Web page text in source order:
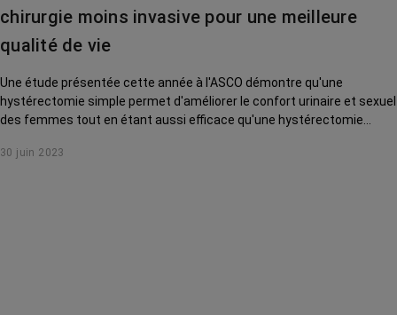
chirurgie moins invasive pour une meilleure
qualité de vie
Une étude présentée cette année à l'ASCO démontre qu'une
hystérectomie simple permet d'améliorer le confort urinaire et sexuel
des femmes tout en étant aussi efficace qu'une hystérectomie
30 juin 2023